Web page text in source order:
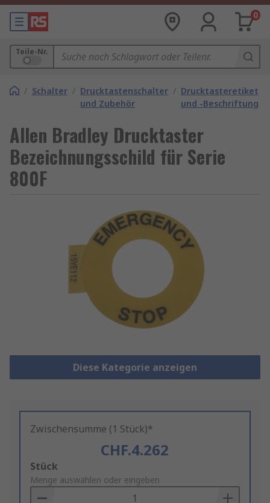
0
Teile-Nr.
/ Schalter / Drucktastenschalter
und Zubehör
/
und -Beschriftungen
Allen Bradley Drucktaster
Bezeichnungsschild für Serie
800F
Diese Kategorie anzeigen
Zwischensumme (1 Stück)*
CHF.4.262
Add
to
Basket
Stück
Menge auswählen oder eingeben